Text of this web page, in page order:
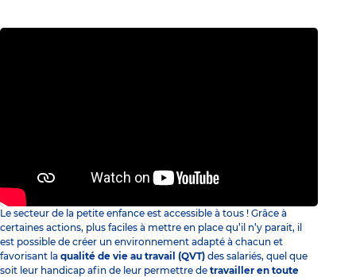
Le secteur de la petite enfance est accessible à tous ! Grâce à
certaines actions, plus faciles à mettre en place qu’il n’y parait, il
est possible de créer un environnement adapté à chacun et
favorisant la qualité de vie au travail (QVT) des salariés, quel que
soit leur handicap afin de leur permettre de travailler en toute